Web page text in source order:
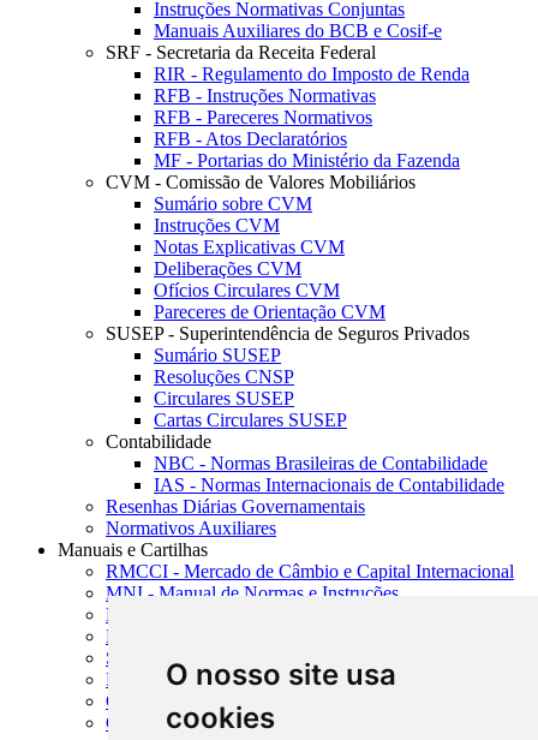
O nosso site usa
cookies
Instruções Normativas Conjuntas
Manuais Auxiliares do BCB e Cosif-e
SRF - Secretaria da Receita Federal
RIR - Regulamento do Imposto de Renda
RFB - Instruções Normativas
RFB - Pareceres Normativos
RFB - Atos Declaratórios
MF - Portarias do Ministério da Fazenda
CVM - Comissão de Valores Mobiliários
Sumário sobre CVM
Instruções CVM
Notas Explicativas CVM
Deliberações CVM
Ofícios Circulares CVM
Pareceres de Orientação CVM
SUSEP - Superintendência de Seguros Privados
Sumário SUSEP
Resoluções CNSP
Circulares SUSEP
Cartas Circulares SUSEP
Contabilidade
NBC - Normas Brasileiras de Contabilidade
IAS - Normas Internacionais de Contabilidade
Resenhas Diárias Governamentais
Normativos Auxiliares
Manuais e Cartilhas
RMCCI - Mercado de Câmbio e Capital Internacional
MNI - Manual de Normas e Instruções
MTVM - Manual de Títulos e Valores Mobiliários
MCR - Manual de Crédito Rural
SISORF - Manual de Organização do SFN
MASUP - Manual de Supervisão Bancária
CADOC - Catálogo de Documentos
CNAE-CONCLA - Classificação Nacional de